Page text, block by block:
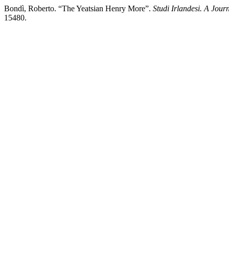
Bondì, Roberto. “The Yeatsian Henry More”. Studi Irlandesi. A
15480.